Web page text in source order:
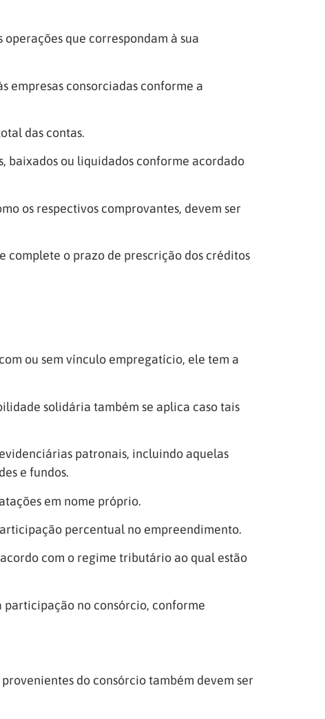
que correspondam à sua
empresas consorciadas conforme a
das contas.
baixados ou liquidados conforme acordado
os respectivos comprovantes, devem ser
complete o prazo de prescrição dos créditos
ou sem vínculo empregatício, ele tem a
solidária também se aplica caso tais
patronais, incluindo aquelas
e fundos.
em nome próprio.
percentual no empreendimento.
com o regime tributário ao qual estão
participação no consórcio, conforme
do consórcio também devem ser